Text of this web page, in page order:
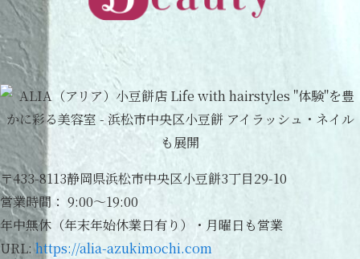
〒433-8113静岡県浜松市中央区小豆餅3丁目29-10
営業時間： 9:00～19:00
年中無休（年末年始休業日有り）・月曜日も営業
URL:https://alia-azukimochi.com